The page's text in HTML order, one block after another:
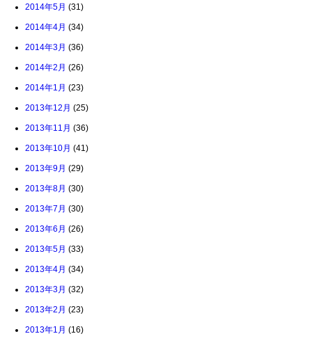
2014年5月 (31)
2014年4月 (34)
2014年3月 (36)
2014年2月 (26)
2014年1月 (23)
2013年12月 (25)
2013年11月 (36)
2013年10月 (41)
2013年9月 (29)
2013年8月 (30)
2013年7月 (30)
2013年6月 (26)
2013年5月 (33)
2013年4月 (34)
2013年3月 (32)
2013年2月 (23)
2013年1月 (16)